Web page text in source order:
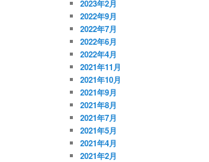
2023年2月
2022年9月
2022年7月
2022年6月
2022年4月
2021年11月
2021年10月
2021年9月
2021年8月
2021年7月
2021年5月
2021年4月
2021年2月